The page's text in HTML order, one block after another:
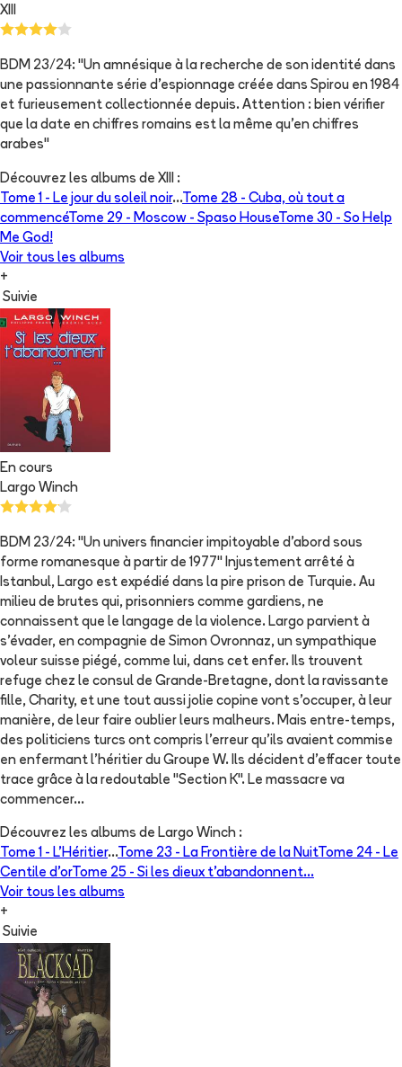
XIII
BDM 23/24: "Un amnésique à la recherche de son identité dans
une passionnante série d'espionnage créée dans Spirou en 1984
et furieusement collectionnée depuis. Attention : bien vérifier
que la date en chiffres romains est la même qu'en chiffres
arabes"
Découvrez les albums de XIII
:
Tome 1 - Le jour du soleil noir...Tome 28 - Cuba, où tout a
commencéTome 29 - Moscow - Spaso HouseTome 30 - So Help
Me God!
Voir tous les albums
+
Suivie
En cours
Largo Winch
BDM 23/24: "Un univers financier impitoyable d'abord sous
forme romanesque à partir de 1977" Injustement arrêté à
Istanbul, Largo est expédié dans la pire prison de Turquie. Au
milieu de brutes qui, prisonniers comme gardiens, ne
connaissent que le langage de la violence. Largo parvient à
s'évader, en compagnie de Simon Ovronnaz, un sympathique
voleur suisse piégé, comme lui, dans cet enfer. Ils trouvent
refuge chez le consul de Grande-Bretagne, dont la ravissante
fille, Charity, et une tout aussi jolie copine vont s'occuper, à leur
manière, de leur faire oublier leurs malheurs. Mais entre-temps,
des politiciens turcs ont compris l'erreur qu'ils avaient commise
en enfermant l'héritier du Groupe W. Ils décident d'effacer toute
trace grâce à la redoutable "Section K". Le massacre va
commencer...
Découvrez les albums de Largo Winch :
Tome 1 - L'Héritier...Tome 23 - La Frontière de la NuitTome 24 - Le
Centile d'orTome 25 - Si les dieux t'abandonnent...
Voir tous les albums
+
Suivie